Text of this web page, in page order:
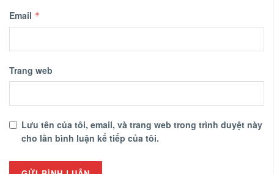
Email *
Trang web
Lưu tên của tôi, email, và trang web trong trình duyệt này
cho lần bình luận kế tiếp của tôi.